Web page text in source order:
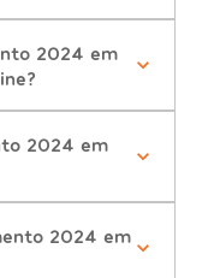
2024 em
2024 em
2024 em